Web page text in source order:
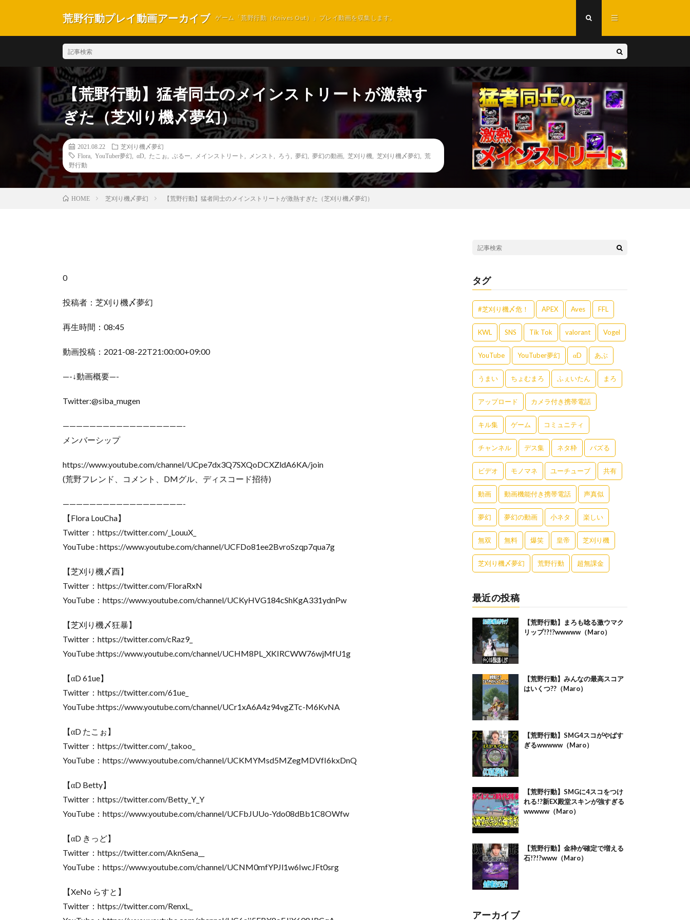
荒野行動プレイ動画アーカイブ ゲーム「荒野行動（Knives Out）」プレイ動画を収集します。
【荒野行動】猛者同士のメインストリートが激熱す
ぎた（芝刈り機〆夢幻）
2021.08.22
芝刈り機〆夢幻
Flora
YouTuber夢幻 αD たこぉ ぶるー メインストリート メンスト ろう 夢幻 夢幻の動画 芝刈り機 芝刈り機〆夢幻
荒
野行動
HOME 芝刈り機〆夢幻 【荒野行動】猛者同士のメインストリートが激熱すぎた（芝刈り機〆夢幻）
0
投稿者：芝刈り機〆夢幻
再生時間：08:45
動画投稿：2021-08-22T21:00:00+09:00
—-↓動画概要—-
Twitter:@siba_mugen
——————————————————-
メンバーシップ
https://www.youtube.com/channel/UCpe7dx3Q7SXQoDCXZldA6KA/join
(荒野フレンド、コメント、DMグル、ディスコード招待)
——————————————————-
【Flora LouCha】
Twitter：https://twitter.com/_LouuX_
YouTube : https://www.youtube.com/channel/UCFDo81ee2BvroSzqp7qua7g
【芝刈り機〆酉】
Twitter：https://twitter.com/FloraRxN
YouTube：https://www.youtube.com/channel/UCKyHVG184cShKgA331ydnPw
【芝刈り機〆狂暴】
Twitter：https://twitter.com/cRaz9_
YouTube :https://www.youtube.com/channel/UCHM8PL_XKIRCWW76wjMfU1g
【αD 61ue】
Twitter：https://twitter.com/61ue_
YouTube :https://www.youtube.com/channel/UCr1xA6A4z94vgZTc-M6KvNA
【αD たこぉ】
Twitter：https://twitter.com/_takoo_
YouTube：https://www.youtube.com/channel/UCKMYMsd5MZegMDVfI6kxDnQ
【αD Betty】
Twitter：https://twitter.com/Betty_Y_Y
YouTube：https://www.youtube.com/channel/UCFbJUUo-Ydo08dBb1C8OWfw
【αD きっど】
Twitter：https://twitter.com/AknSena__
YouTube：https://www.youtube.com/channel/UCNM0mfYPJl1w6IwcJFt0srg
【XeNo らすと】
Twitter：https://twitter.com/RenxL_
タグ
#芝刈り機〆危！ APEX Aves FFL
KWL SNS Tik Tok valorant Vogel
YouTube YouTuber夢幻 αD あぶ
うまい ちょむまろ ふぇいたん まろ
アップロード カメラ付き携帯電話
キル集 ゲーム コミュニティ
チャンネル デス集 ネタ枠 バズる
ビデオ モノマネ ユーチューブ 共有
動画 動画機能付き携帯電話 声真似
夢幻 夢幻の動画 小ネタ 楽しい
無双 無料 爆笑 皇帝 芝刈り機
芝刈り機〆夢幻 荒野行動 超無課金
最近の投稿
【荒野行動】まろも唸る激ウマク
リップ!?!?wwwww（Maro）
【荒野行動】みんなの最高スコア
はいくつ??（Maro）
【荒野行動】SMG4スコがやばす
ぎるwwwww（Maro）
【荒野行動】SMGに4スコをつけ
れる!?新EX殿堂スキンが強すぎる
wwwww（Maro）
【荒野行動】金枠が確定で増える
石!?!?www（Maro）
アーカイブ